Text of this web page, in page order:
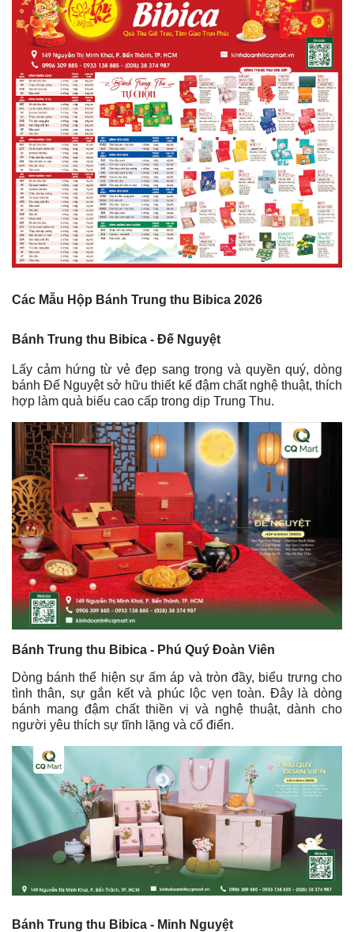
Các Mẫu Hộp Bánh Trung thu Bibica 2026
Bánh Trung thu Bibica - Đế Nguyệt
Lấy cảm hứng từ vẻ đẹp sang trọng và quyền quý, dòng
bánh Đế Nguyệt sở hữu thiết kế đậm chất nghệ thuật, thích
hợp làm quà biếu cao cấp trong dịp Trung Thu.
Bánh Trung thu Bibica - Phú Quý Đoàn Viên
Dòng bánh thể hiện sự ấm áp và tròn đầy, biểu trưng cho
tình thân, sự gắn kết và phúc lộc vẹn toàn. Đây là dòng
bánh mang đậm chất thiền vị và nghệ thuật, dành cho
người yêu thích sự tĩnh lặng và cổ điển.
Bánh Trung thu Bibica - Minh Nguyệt